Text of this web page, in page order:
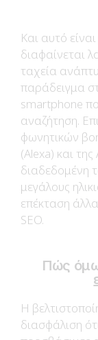
Και αυτό
διαφαίνεται
ταχεία
παράδειγμα
smartphone
αναζήτηση.
φωνητικών
(Alexa) και
διαδεδομένη
μεγάλους
επέκταση
SEO.
Πώς
Η
διασφάλιση